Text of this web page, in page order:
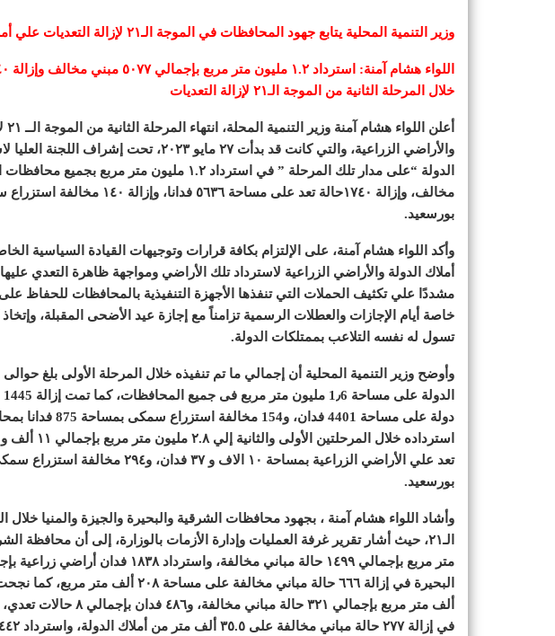
وزير التنمية المحلية يتابع جهود المحافظات في الموجة الـ٢١ لإزالة التعديات علي أملاك الدولة والأراضي الزراعية….
خلال المرحلة الثانية من الموجة الـ٢١ لإزالة التعديات
والأراضي الزراعية، والتي كانت قد بدأت ٢٧ مايو
بورسعيد.
وأكد اللواء هشام آمنة، على الإلتزام بكافة قرارات وتوجيهات القيادة السياسية
أملاك الدولة والأراضي الزراعية لاسترداد تلك الأراضي ومواجهة ظاهرة التعدي
مشددًا علي تكثيف الحملات التي تنفذها الأجهزة التنفيذية بالمحافظات للحفاظ
خاصة أيام الإجازات والعطلات الرسمية تزامناً مع إجازة عيد الأضحى المقبلة،
تسول له نفسه التلاعب بممتلكات الدولة.
دولة على مساحة 4401
بورسعيد.
وأشاد اللواء هشام آمنة ، بجهود محافظات الشرقية والبحيرة والجيزة والمنيا خلال
ألف متر مربع بإجمالي ٣٢١